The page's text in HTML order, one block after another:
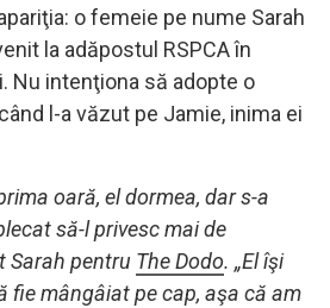
o femeie pe nume Sarah
la adăpostul RSPCA în
Nu intenţiona să adopte o
l-a văzut pe Jamie, inima ei
oară, el dormea, dar s-a
să-l privesc mai de
Sarah pentru The Dodo. „El îşi
fie mângâiat pe cap, aşa că am